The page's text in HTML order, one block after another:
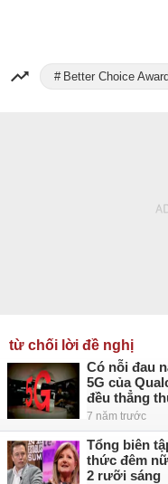
Better Choice
từ chối lời đề nghị
Có nỗi đau
5G của
đều thẳng
7 năm trước
Tổng biên
thức đêm
2 rưỡi sáng